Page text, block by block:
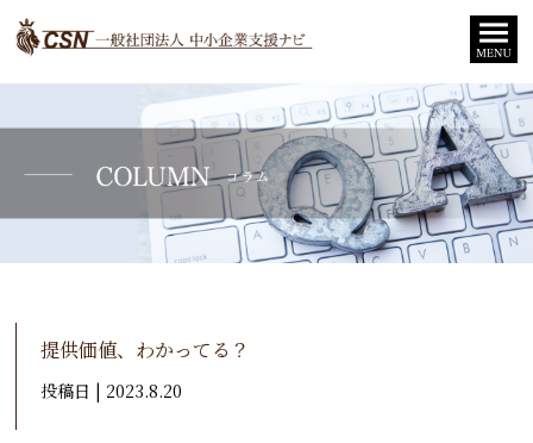
提供価値、わかってる？
投稿日 | 2023.8.20